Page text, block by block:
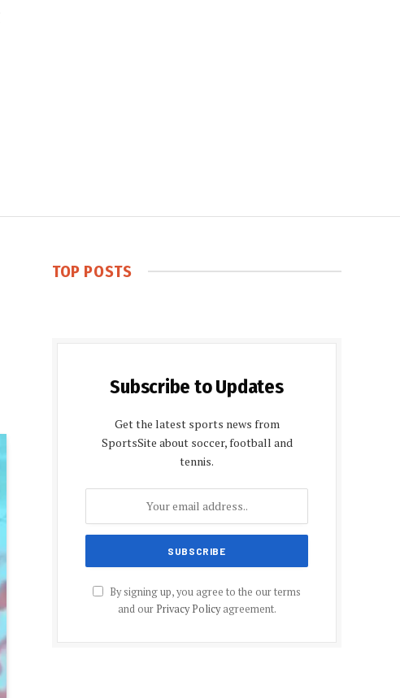
TOP POSTS
Subscribe to Updates
Get the latest sports news from
SportsSite about soccer, football and
tennis.
By signing up, you agree to the our terms
and our Privacy Policyagreement.